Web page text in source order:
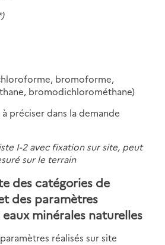
bromoforme,
bromodichlorométhane)
préciser dans la demande
I-2 avec fixation sur site, peut
sur le terrain
des catégories de
des paramètres
minérales naturelles
réalisés sur site